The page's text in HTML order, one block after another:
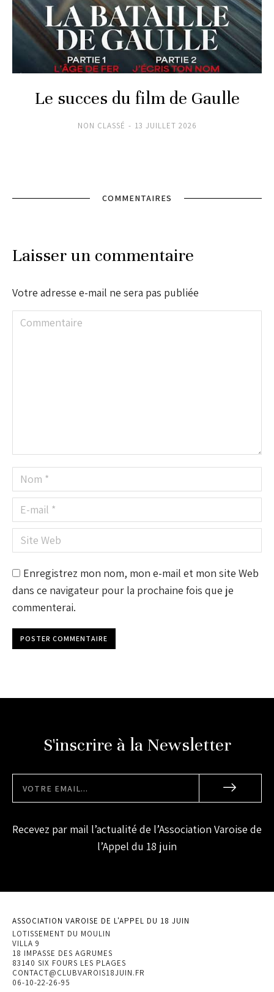
Le succes du film de Gaulle
NON CLASSÉ 13 JUILLET 2026
COMMENTAIRES
Laisser un commentaire
Votre adresse e-mail ne sera pas publiée
Commentaire
Nom *
E-mail *
Site Web
Enregistrez mon nom, mon e-mail et mon site Web
dans ce navigateur pour la prochaine fois que je
commenterai.
POSTER COMMENTAIRE
S'inscrire à la Newsletter
Recevez par mail l’actualité de l’Association Varoise de
l’Appel du 18 juin
ASSOCIATION VAROISE DE L'APPEL DU 18 JUIN
LOTISSEMENT DU MOULIN
VILLA 9
18 IMPASSE DES AGRUMES
83140 SIX FOURS LES PLAGES
CONTACT@CLUBVAROIS18JUIN.FR
06-10-22-26-95